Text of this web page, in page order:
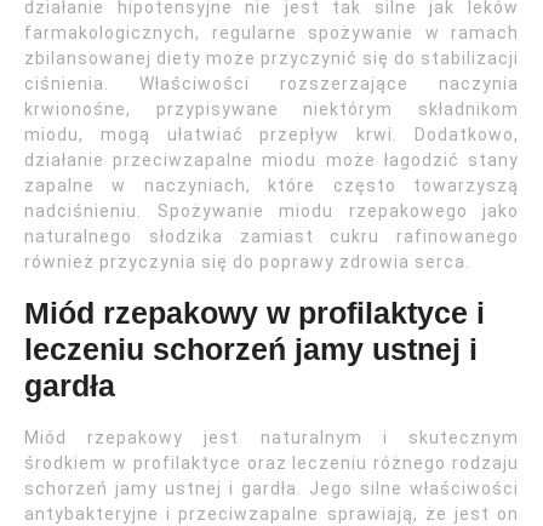
działanie hipotensyjne nie jest tak silne jak leków
farmakologicznych, regularne spożywanie w ramach
zbilansowanej diety może przyczynić się do stabilizacji
ciśnienia. Właściwości rozszerzające naczynia
krwionośne, przypisywane niektórym składnikom
miodu, mogą ułatwiać przepływ krwi. Dodatkowo,
działanie przeciwzapalne miodu może łagodzić stany
zapalne w naczyniach, które często towarzyszą
nadciśnieniu. Spożywanie miodu rzepakowego jako
naturalnego słodzika zamiast cukru rafinowanego
również przyczynia się do poprawy zdrowia serca.
Miód rzepakowy w profilaktyce i
leczeniu schorzeń jamy ustnej i
gardła
Miód rzepakowy jest naturalnym i skutecznym
środkiem w profilaktyce oraz leczeniu różnego rodzaju
schorzeń jamy ustnej i gardła. Jego silne właściwości
antybakteryjne i przeciwzapalne sprawiają, że jest on